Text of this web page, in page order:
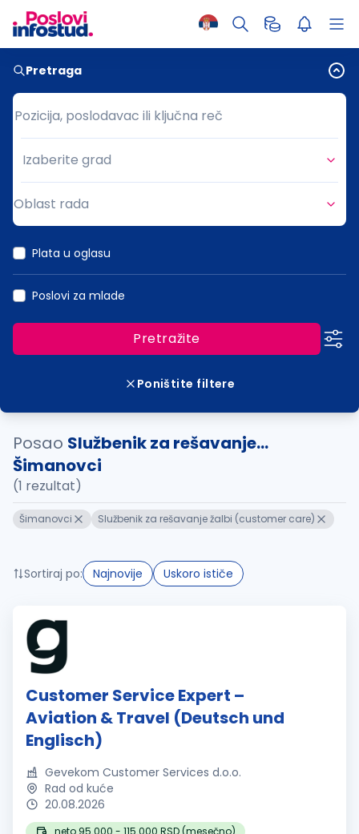
Pretraga
Pozicija, poslodavac ili ključna reč
Pozicija, poslodavac ili ključna reč
Grad
Izaberite grad
Oblast rada
Plata u oglasu
Poslovi za mlade
Pretražite
Poništite filtere
Posao Službenik za rešavanje...
Šimanovci
(1 rezultat)
Šimanovci Službenik za rešavanje žalbi (customer care)
Sortiraj po: Najnovije Uskoro ističe
Customer Service Expert –
Aviation & Travel (Deutsch und
Englisch)
Gevekom Customer Services d.o.o.
Rad od kuće
20.08.2026
neto 95.000 - 115.000 RSD (mesečno)